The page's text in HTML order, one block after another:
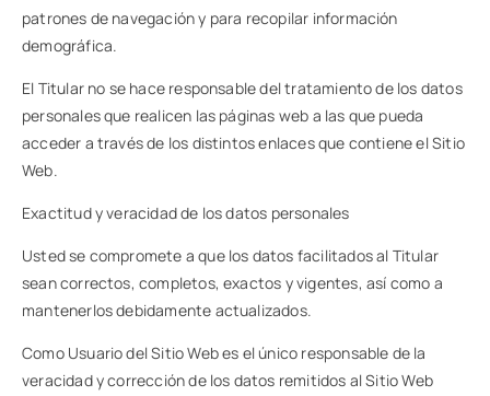
patrones de navegación y para recopilar información
demográfica.
El Titular no se hace responsable del tratamiento de los datos
personales que realicen las páginas web a las que pueda
acceder a través de los distintos enlaces que contiene el Sitio
Web.
Exactitud y veracidad de los datos personales
Usted se compromete a que los datos facilitados al Titular
sean correctos, completos, exactos y vigentes, así como a
mantenerlos debidamente actualizados.
Como Usuario del Sitio Web es el único responsable de la
veracidad y corrección de los datos remitidos al Sitio Web